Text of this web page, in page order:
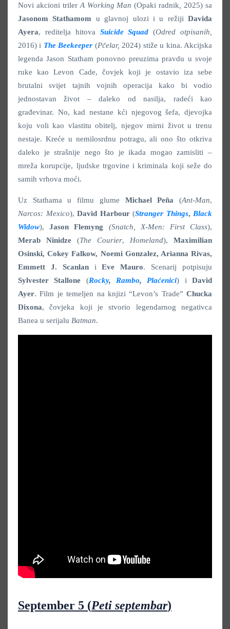
Novi akcioni triler A Working Man(Opaki radnik
2025) sa
Jasonom Stathamom u glavnoj ulozi i u režiji Davida
Ayera, reditelja hitova Suicide Squad (Odred otpisanih,
2016) i The Beekeeper (Pčelar, 2024) stiže u kina. Akcijska
legenda Jason Statham ponovno preuzima pravdu u svoje
ruke kao Levon Cade, čovjek koji je ostavio iza sebe
brutalni svijet tajnih vojnih operacija kako bi vodio
jednostavan život – daleko od nasilja, radeći kao
građevinar. No, kad nestane kći njegovog šefa, djevojka
koju voli kao vlastitu obitelj, njegov mirni život u trenu
nestaje. Kreće u nemilosrdnu potragu, ali ono što otkriva
daleko je strašnije nego što je ikada mogao zamisliti –
mreža korupcije, ljudske trgovine i kriminala koji seže do
samih vrhova moći.
Uz Stathama u filmu glume Michael Peña (Ant-Man,
Narcos: Mexico), David Harbour(Stranger Things, Black
Widow),Jason Flemyng (Snatch, X-Men: First Class),
Merab Ninidze (The Courier, Homeland), Maximilian
Osinski, Cokey Falkow, Noemi Gonzalez, Arianna Rivas,
Emmett J. ScanlaniEve Mauro. Scenarij potpisuju
Sylvester Stallone (Rocky, Rambo, Plaćenici) iDavid
Ayer. Film je temeljen na knjizi “Levon’s Trade” Chucka
Dixona, čovjeka koji je stvorio legendarnog negativca
Banea u serijalu Batman.
September 5 (Peti septembar)